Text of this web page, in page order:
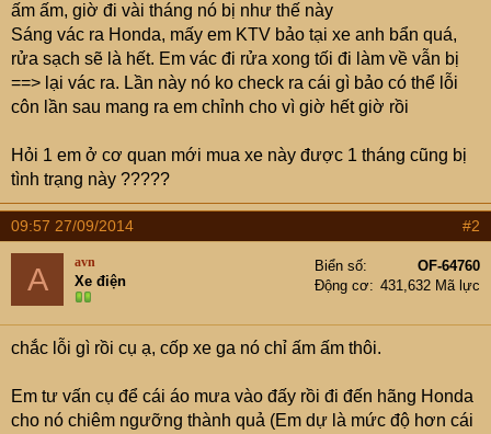
e
r
ấm ấm, giờ đi vài tháng nó bị như thế này
Sáng vác ra Honda, mấy em KTV bảo tại xe anh bẩn quá,
rửa sạch sẽ là hết. Em vác đi rửa xong tối đi làm về vẫn bị
==> lại vác ra. Lần này nó ko check ra cái gì bảo có thể lỗi
côn lần sau mang ra em chỉnh cho vì giờ hết giờ rồi
Hỏi 1 em ở cơ quan mới mua xe này được 1 tháng cũng bị
tình trạng này ?????
09:57 27/09/2014 #2
A avn
Xe điện
Biển số
OF-64760
Động cơ
431,632 Mã lực
chắc lỗi gì rồi cụ ạ, cốp xe ga nó chỉ ấm ấm thôi.
Em tư vấn cụ để cái áo mưa vào đấy rồi đi đến hãng Honda
cho nó chiêm ngưỡng thành quả (Em dự là mức độ hơn cái